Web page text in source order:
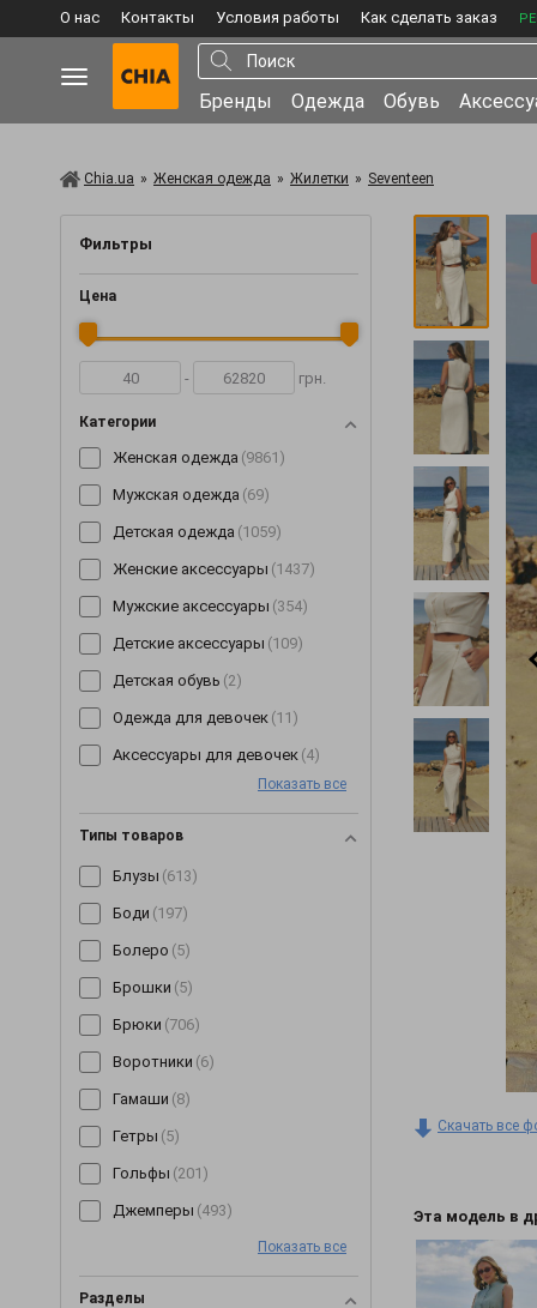
О нас Контакты Условия работы Как сделать заказ
Бренды Одежда Обувь
Chia.ua » Женская одежда » Жилетки » Seventeen
Фильтры
Цена
- грн.
Категории
Женская одежда (9861)
Мужская одежда (69)
Детская одежда (1059)
Женские аксессуары (1437)
Мужские аксессуары (354)
Детские аксессуары (109)
Детская обувь (2)
Одежда для девочек (11)
Аксессуары для девочек (4)
Показать все
Типы товаров
Блузы (613)
Боди (197)
Болеро (5)
Брошки (5)
Брюки (706)
Воротники (6)
Гамаши (8)
Гетры (5)
Гольфы (201)
Джемперы (493)
Показать все
Разделы
Скачать все
Эта модель в